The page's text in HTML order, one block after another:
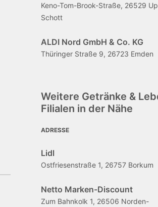
Keno-Tom-Brook-Straße, 26529
Schott
ALDI Nord GmbH & Co. KG
Thüringer Straße 9, 26723 Emden
Weitere Getränke &
Filialen in der Nähe
ADRESSE
Lidl
Ostfriesenstraße 1, 26757 Borkum
Netto Marken-Discount
Zum Bahnkolk 1, 26506 Norden-